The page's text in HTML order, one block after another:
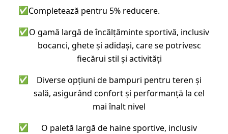
✅Completează pentru 5% reducere.
✅O gamă largă de încălțăminte sportivă, inclusiv
bocanci, ghete și adidași, care se potrivesc
fiecărui stil și activități
✅
Diverse opțiuni de bampuri pentru teren și
sală, asigurând confort și performanță la cel
mai înalt nivel
✅
O paletă largă de haine sportive, inclusiv